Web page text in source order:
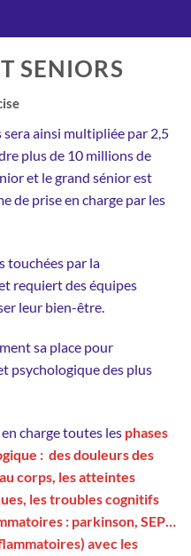
SENIORS
ainsi multipliée par 2,5
plus de 10 millions de
et le grand sénior est
de prise en charge par les
touchées par la
requiert des équipes
leur bien-être.
sa place pour
psychologique des plus
charge toutes les phases
: des douleurs des
corps, les atteintes
les troubles cognitifs
: parkinson, SEP…
avec les